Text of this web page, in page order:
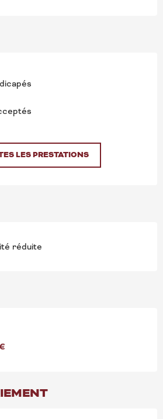
LES PRESTATIONS
réduite